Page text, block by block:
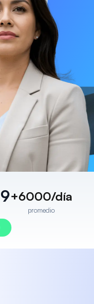
9+6000/día
promedio